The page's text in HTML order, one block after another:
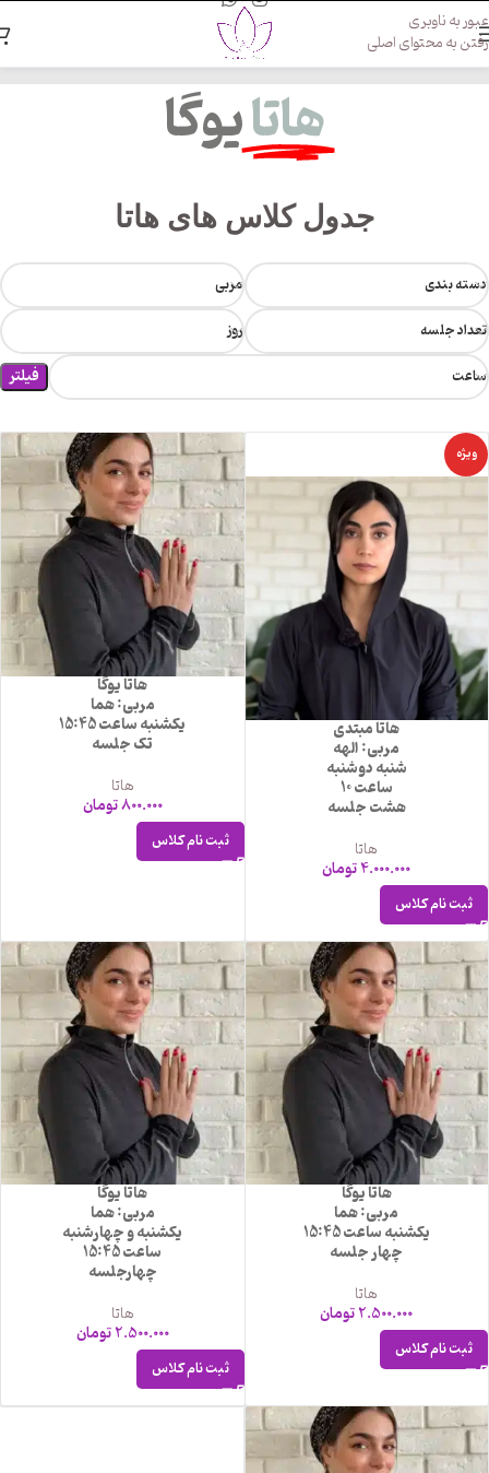
عبور به ناوبری
رفتن به محتوای اصلی
هاتایوگا
جدول کلاس های هاتا
دسته بندی
مربی
تعداد جلسه
روز
ساعت
فیلتر
ویژه
هاتا مبتدی
مربی: الهه
شنبه دوشنبه
ساعت 10
هشت جلسه
هاتا
4.000.000تومان
ثبت نام کلاس
هاتا یوگا
مربی: هما
یکشنبه ساعت 15:45
تک جلسه
هاتا
800.000تومان
ثبت نام کلاس
هاتا یوگا
مربی: هما
یکشنبه ساعت 15:45
چهار جلسه
هاتا
2.500.000تومان
ثبت نام کلاس
هاتا یوگا
مربی: هما
یکشنبه و چهارشنبه
ساعت 15:45
چهارجلسه
هاتا
2.500.000تومان
ثبت نام کلاس